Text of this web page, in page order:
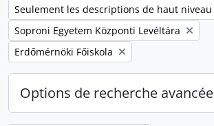
Remove filter:
Seulement les descriptions de haut niveau
Remove filter:
Soproni Egyetem Központi Levéltára
Remove filter:
Erdőmérnöki Főiskola
Options de recherche avancée